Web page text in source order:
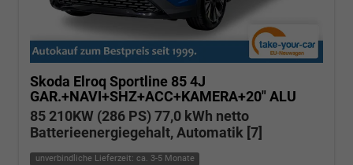
Skoda Elroq Sportline 85 4J
GAR.+NAVI+SHZ+ACC+KAMERA+20" ALU
85 210KW (286 PS) 77,0 kWh netto
Batterieenergiegehalt, Automatik [7]
unverbindliche Lieferzeit: ca. 3-5 Monate